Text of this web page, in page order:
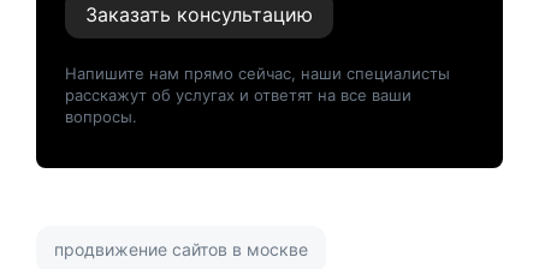
Заказать консультацию
Напишите нам прямо сейчас, наши специалисты
расскажут об услугах и ответят на все ваши
вопросы.
продвижение сайтов в москве